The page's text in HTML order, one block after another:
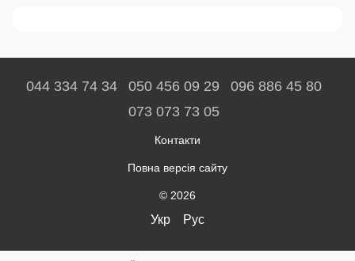
044 334 74 34 050 456 09 29
096 886 45 80
073 073 73 05
Контакти
Повна версія сайту
© 2026
Укр Рус